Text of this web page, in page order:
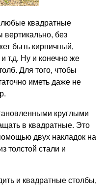
квадратные
вертикально, без
быть кирпичный,
т.д. Ну и конечно же
Для того, чтобы
иметь даже не
круглыми
в квадратные. Это
двух накладок на
толстой стали и
и квадратные столбы,